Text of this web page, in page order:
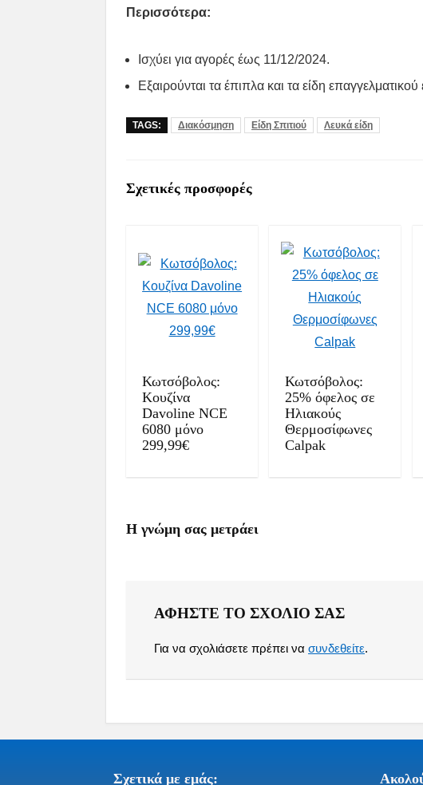
Περισσότερα:
Ισχύει για αγορές έως 11/12/2024.
Εξαιρούνται τα έπιπλα και τα είδη
TAGS: Διακόσμηση Είδη Σπιτιού Λευκά είδη
Σχετικές προσφορές
Κωτσόβολος:
Κουζίνα
Davoline NCE
6080 μόνο
299,99€
Κωτσόβολος:
25% όφελος σε
Ηλιακούς
Θερμοσίφωνες
Calpak
Η γνώμη σας μετράει
ΑΦΉΣΤΕ ΤΟ ΣΧΌΛΙΟ ΣΑΣ
Για να σχολιάσετε πρέπει να συνδεθείτε.
Σχετικά με εμάς: